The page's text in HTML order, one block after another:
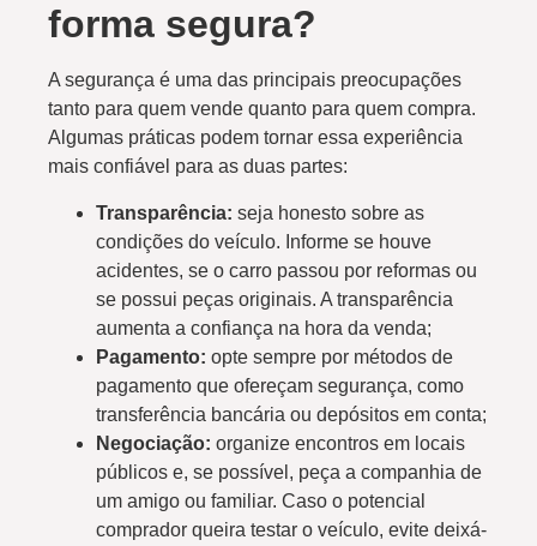
forma segura?
A segurança é uma das principais preocupações
tanto para quem vende quanto para quem compra.
Algumas práticas podem tornar essa experiência
mais confiável para as duas partes:
Transparência: seja honesto sobre as
condições do veículo. Informe se houve
acidentes, se o carro passou por reformas ou
se possui peças originais. A transparência
aumenta a confiança na hora da venda;
Pagamento: opte sempre por métodos de
pagamento que ofereçam segurança, como
transferência bancária ou depósitos em conta;
Negociação: organize encontros em locais
públicos e, se possível, peça a companhia de
um amigo ou familiar. Caso o potencial
comprador queira testar o veículo, evite deixá-